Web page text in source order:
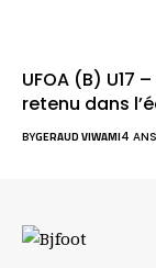
UFOA (B) U17
retenu dans
BYGERAUD VIWAMI4